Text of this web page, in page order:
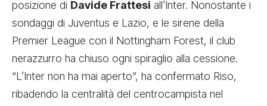
posizione di Davide Frattesi all’Inter. Nonostante i
sondaggi di Juventus e Lazio, e le sirene della
Premier League con il Nottingham Forest, il club
nerazzurro ha chiuso ogni spiraglio alla cessione.
“L’Inter non ha mai aperto”, ha confermato Riso,
ribadendo la centralità del centrocampista nel